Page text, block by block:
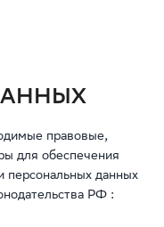
правовые,
для обеспечения
персональных данных
РФ :